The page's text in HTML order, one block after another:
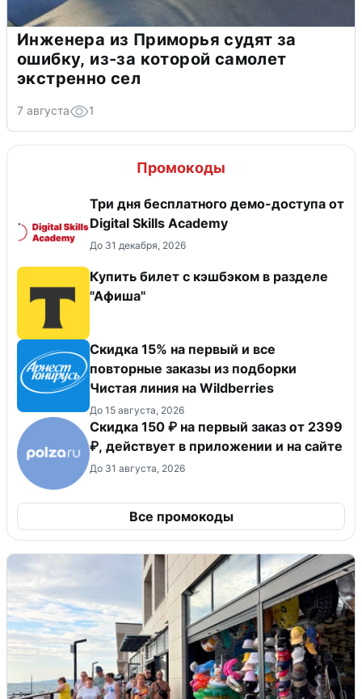
Инженера из Приморья судят за
ошибку, из-за которой самолет
экстренно сел
7 августа 1
Промокоды
Три дня бесплатного демо-доступа от
Digital Skills Academy
До 31 декабря, 2026
Купить билет с кэшбэком в разделе
"Афиша"
Скидка 15% на первый и все
повторные заказы из подборки
Чистая линия на Wildberries
До 15 августа, 2026
Скидка 150 ₽ на первый заказ от 2399
₽, действует в приложении и на сайте
До 31 августа, 2026
Все промокоды